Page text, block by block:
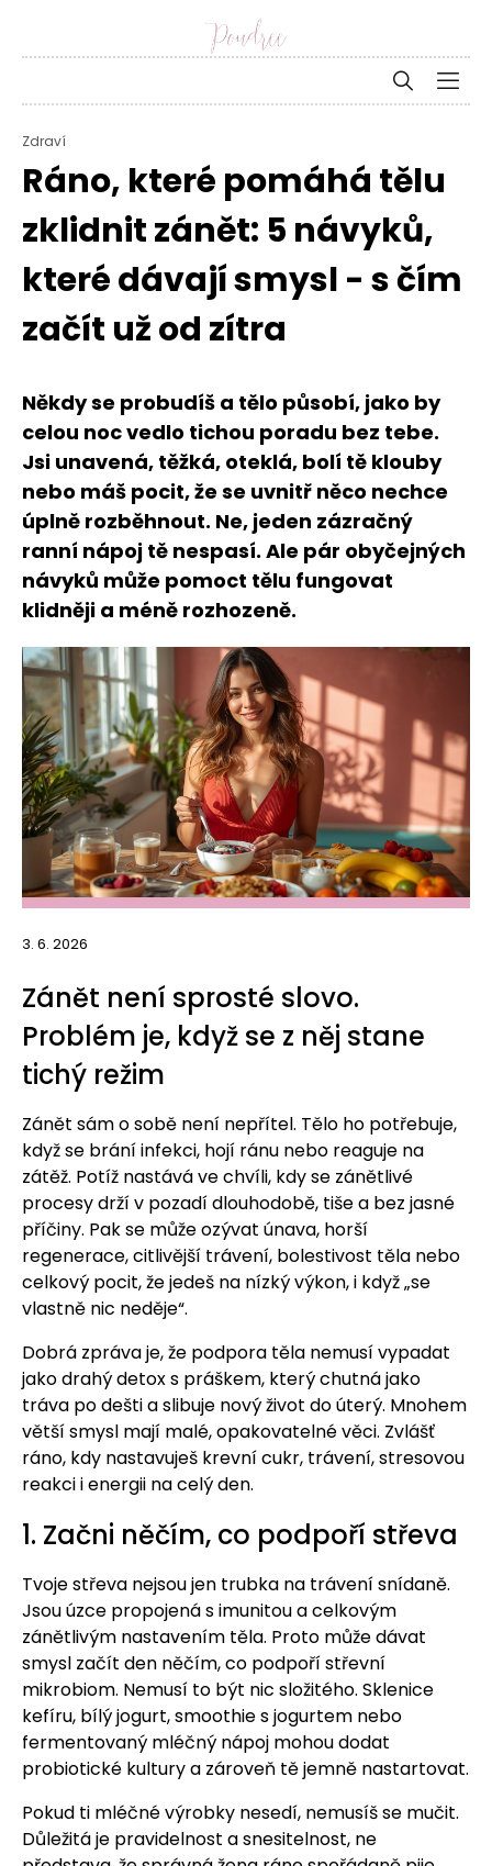
Zdraví
Ráno, které pomáhá tělu
zklidnit zánět: 5 návyků,
které dávají smysl - s čím
začít už od zítra
Někdy se probudíš a tělo působí, jako by
celou noc vedlo tichou poradu bez tebe.
Jsi unavená, těžká, oteklá, bolí tě klouby
nebo máš pocit, že se uvnitř něco nechce
úplně rozběhnout. Ne, jeden zázračný
ranní nápoj tě nespasí. Ale pár obyčejných
návyků může pomoct tělu fungovat
klidněji a méně rozhozeně.
3. 6. 2026
Zánět není sprosté slovo.
Problém je, když se z něj stane
tichý režim
Zánět sám o sobě není nepřítel. Tělo ho potřebuje,
když se brání infekci, hojí ránu nebo reaguje na
zátěž. Potíž nastává ve chvíli, kdy se zánětlivé
procesy drží v pozadí dlouhodobě, tiše a bez jasné
příčiny. Pak se může ozývat únava, horší
regenerace, citlivější trávení, bolestivost těla nebo
celkový pocit, že jedeš na nízký výkon, i když „se
vlastně nic neděje“.
Dobrá zpráva je, že podpora těla nemusí vypadat
jako drahý detox s práškem, který chutná jako
tráva po dešti a slibuje nový život do úterý. Mnohem
větší smysl mají malé, opakovatelné věci. Zvlášť
ráno, kdy nastavuješ krevní cukr, trávení, stresovou
reakci i energii na celý den.
1. Začni něčím, co podpoří střeva
Tvoje střeva nejsou jen trubka na trávení snídaně.
Jsou úzce propojená s imunitou a celkovým
zánětlivým nastavením těla. Proto může dávat
smysl začít den něčím, co podpoří střevní
mikrobiom. Nemusí to být nic složitého. Sklenice
kefíru, bílý jogurt, smoothie s jogurtem nebo
fermentovaný mléčný nápoj mohou dodat
probiotické kultury a zároveň tě jemně nastartovat.
Pokud ti mléčné výrobky nesedí, nemusíš se mučit.
Důležitá je pravidelnost a snesitelnost, ne